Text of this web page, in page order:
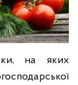
на яких